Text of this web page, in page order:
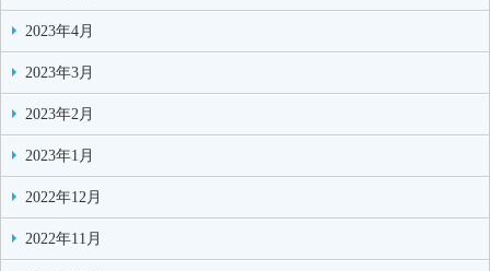
2023年4月
2023年3月
2023年2月
2023年1月
2022年12月
2022年11月